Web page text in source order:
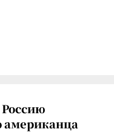
американца